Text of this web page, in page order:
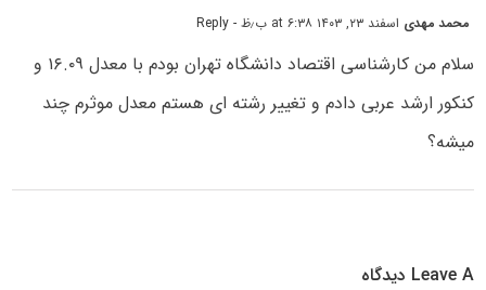
محمد مهدی اسفند ۲۳, ۱۴۰۳ at ۶:۳۸ ب٫ظ - Reply
سلام من کارشناسی اقتصاد دانشگاه تهران بودم با معدل ۱۶.۰۹ و
کنکور ارشد عربی دادم و تغییر رشته ای هستم معدل موثرم چند
میشه؟
Leave A دیدگاه